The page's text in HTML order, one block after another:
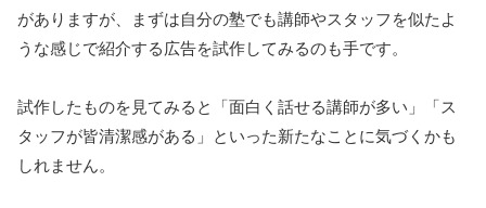
がありますが、まずは自分の塾でも講師やスタッフを似たよ
うな感じで紹介する広告を試作してみるのも手です。
試作したものを見てみると「面白く話せる講師が多い」「ス
タッフが皆清潔感がある」といった新たなことに気づくかも
しれません。